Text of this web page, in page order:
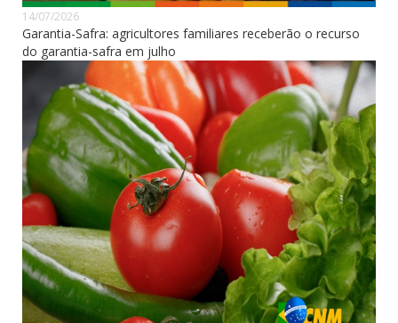
14/07/2026
Garantia-Safra: agricultores familiares receberão o recurso
do garantia-safra em julho